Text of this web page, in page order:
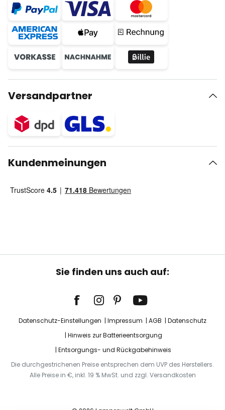
Versandpartner
Kundenmeinungen
Sie finden uns auch auf:
Datenschutz-Einstellungen Impressum AGB
Datenschutz
Hinweis zur Batterieentsorgung
Entsorgungs- und Rückgabehinweis
Die durchgestrichenen Preise entsprechen dem UVP des Herstellers.
Alle Preise in €, inkl. 19 % MwSt. und zzgl. Versandkosten